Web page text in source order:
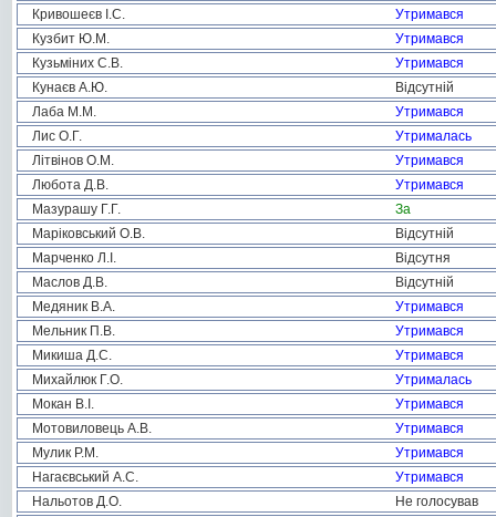
Кривошеєв І.С.
Утримався
Кузбит Ю.М.
Утримався
Кузьміних С.В.
Утримався
Кунаєв А.Ю.
Відсутній
Лаба М.М.
Утримався
Лис О.Г.
Утрималась
Літвінов О.М.
Утримався
Любота Д.В.
Утримався
Мазурашу Г.Г.
За
Маріковський О.В.
Відсутній
Марченко Л.І.
Відсутня
Маслов Д.В.
Відсутній
Медяник В.А.
Утримався
Мельник П.В.
Утримався
Микиша Д.С.
Утримався
Михайлюк Г.О.
Утрималась
Мокан В.І.
Утримався
Мотовиловець А.В.
Утримався
Мулик Р.М.
Утримався
Нагаєвський А.С.
Утримався
Нальотов Д.О.
Не голосував